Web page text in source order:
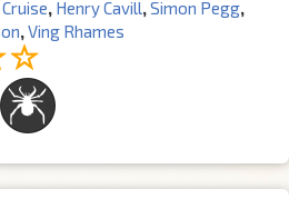
, Henry Cavill ,Simon Pegg,
,Ving Rhames